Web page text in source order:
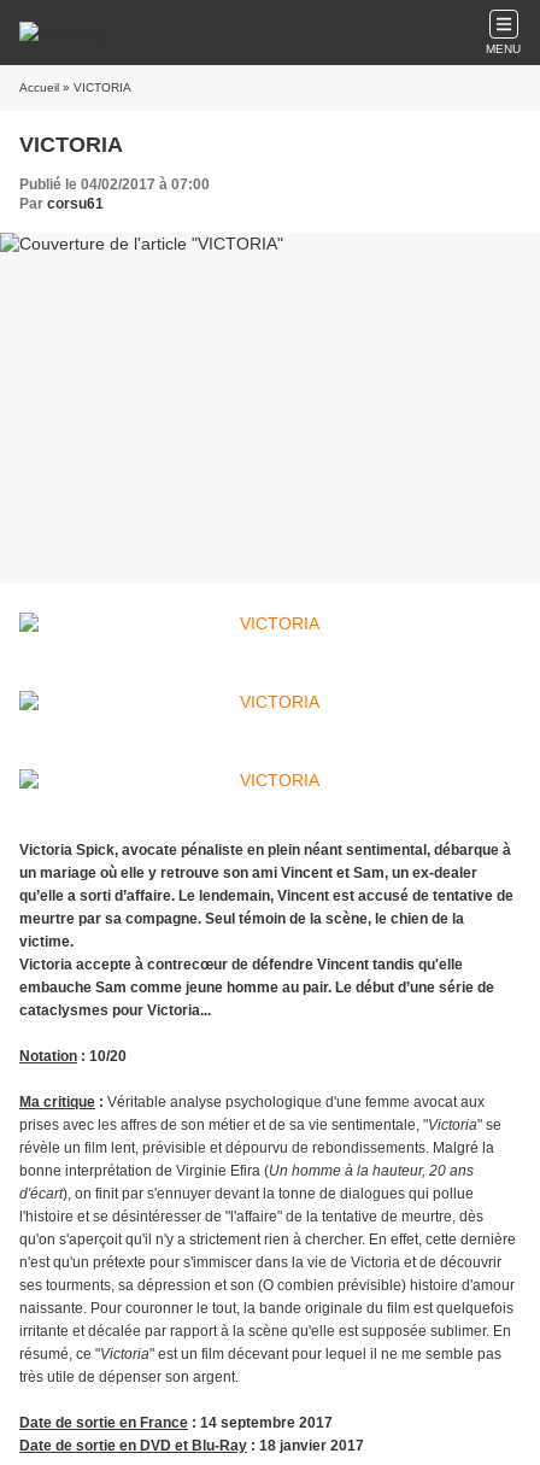
MENU
Accueil » VICTORIA
VICTORIA
Publié le 04/02/2017 à 07:00
Par corsu61
Victoria Spick, avocate pénaliste en plein néant sentimental, débarque à
un mariage où elle y retrouve son ami Vincent et Sam, un ex-dealer
qu’elle a sorti d’affaire. Le lendemain, Vincent est accusé de tentative de
meurtre par sa compagne. Seul témoin de la scène, le chien de la
victime.
Victoria accepte à contrecœur de défendre Vincent tandis qu'elle
embauche Sam comme jeune homme au pair. Le début d’une série de
cataclysmes pour Victoria...
Notation : 10/20
Ma critique : Véritable analyse psychologique d'une femme avocat aux
prises avec les affres de son métier et de sa vie sentimentale, "Victoria" se
révèle un film lent, prévisible et dépourvu de rebondissements. Malgré la
bonne interprétation de Virginie Efira (Un homme à la hauteur, 20 ans
d'écart), on finit par s'ennuyer devant la tonne de dialogues qui pollue
l'histoire et se désintéresser de "l'affaire" de la tentative de meurtre, dès
qu'on s'aperçoit qu'il n'y a strictement rien à chercher. En effet, cette dernière
n'est qu'un prétexte pour s'immiscer dans la vie de Victoria et de découvrir
ses tourments, sa dépression et son (O combien prévisible) histoire d'amour
naissante. Pour couronner le tout, la bande originale du film est quelquefois
irritante et décalée par rapport à la scène qu'elle est supposée sublimer. En
résumé, ce "Victoria" est un film décevant pour lequel il ne me semble pas
très utile de dépenser son argent.
Date de sortie en France : 14 septembre 2017
Date de sortie en DVD et Blu-Ray : 18 janvier 2017